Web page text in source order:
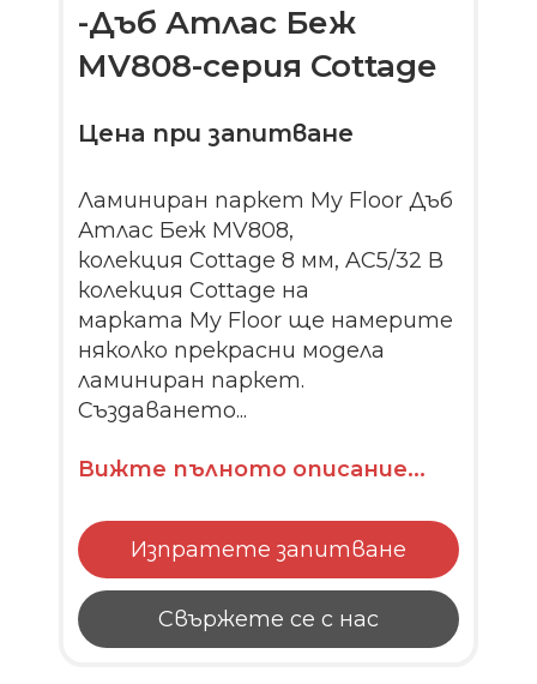
-Дъб Атлас Беж
MV808-серия Cottage
Цена при запитване
Ламиниран паркет My Floor Дъб
Атлас Беж MV808,
колекция Cottage 8 мм, AC5/32 В
колекция Cottage на
марката My Floor ще намерите
няколко прекрасни модела
ламиниран паркет.
Създаването...
Вижте пълното описание...
Изпратете запитване
Свържете се с нас